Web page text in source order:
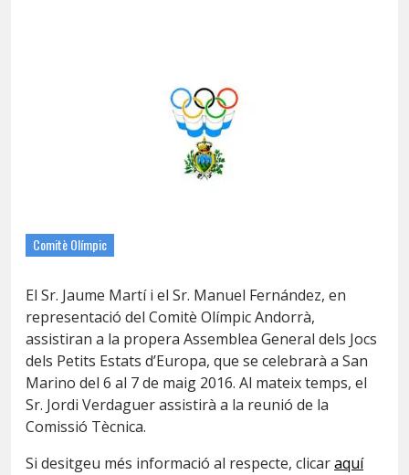
Comitè Olímpic
El Sr. Jaume Martí i el Sr. Manuel Fernández, en
representació del Comitè Olímpic Andorrà,
assistiran a la propera Assemblea General dels Jocs
dels Petits Estats d’Europa, que se celebrarà a San
Marino del 6 al 7 de maig 2016. Al mateix temps, el
Sr. Jordi Verdaguer assistirà a la reunió de la
Comissió Tècnica.
Si desitgeu més informació al respecte, clicaraquí